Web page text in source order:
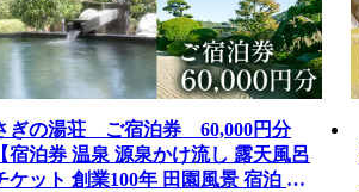
ぎの湯荘 ご宿泊券 60,000円分
【宿泊券 温泉 源泉かけ流し 露天風呂
ケット 創業100年 田園風景 宿泊 旅